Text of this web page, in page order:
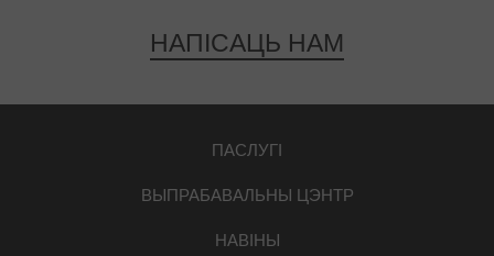
НАПІСАЦЬ НАМ
ПАСЛУГІ
ВЫПРАБАВАЛЬНЫ ЦЭНТР
НАВІНЫ